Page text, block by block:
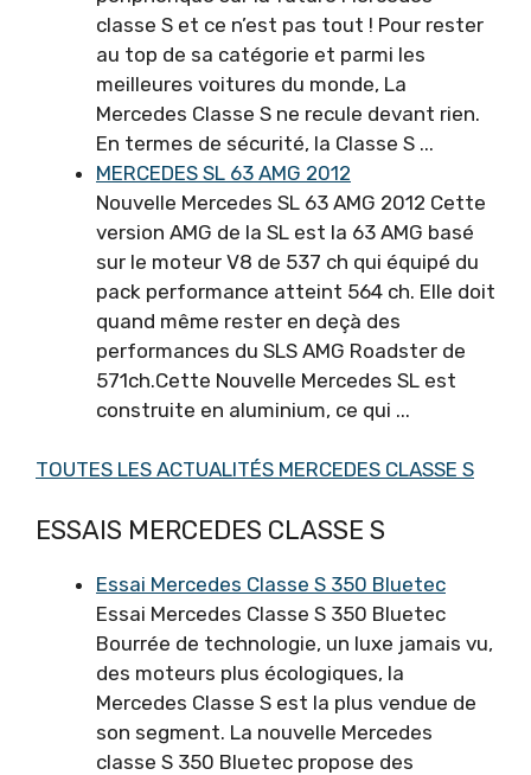
classe S et ce n’est pas tout ! Pour rester
au top de sa catégorie et parmi les
meilleures voitures du monde, La
Mercedes Classe S ne recule devant rien.
En termes de sécurité, la Classe S ...
MERCEDES SL 63 AMG 2012
Nouvelle Mercedes SL 63 AMG 2012 Cette
version AMG de la SL est la 63 AMG basé
sur le moteur V8 de 537 ch qui équipé du
pack performance atteint 564 ch. Elle doit
quand même rester en deçà des
performances du SLS AMG Roadster de
571ch.Cette Nouvelle Mercedes SL est
construite en aluminium, ce qui ...
TOUTES LES ACTUALITÉS MERCEDES CLASSE S
ESSAIS MERCEDES CLASSE S
Essai Mercedes Classe S 350 Bluetec
Essai Mercedes Classe S 350 Bluetec
Bourrée de technologie, un luxe jamais vu,
des moteurs plus écologiques, la
Mercedes Classe S est la plus vendue de
son segment. La nouvelle Mercedes
classe S 350 Bluetec propose des